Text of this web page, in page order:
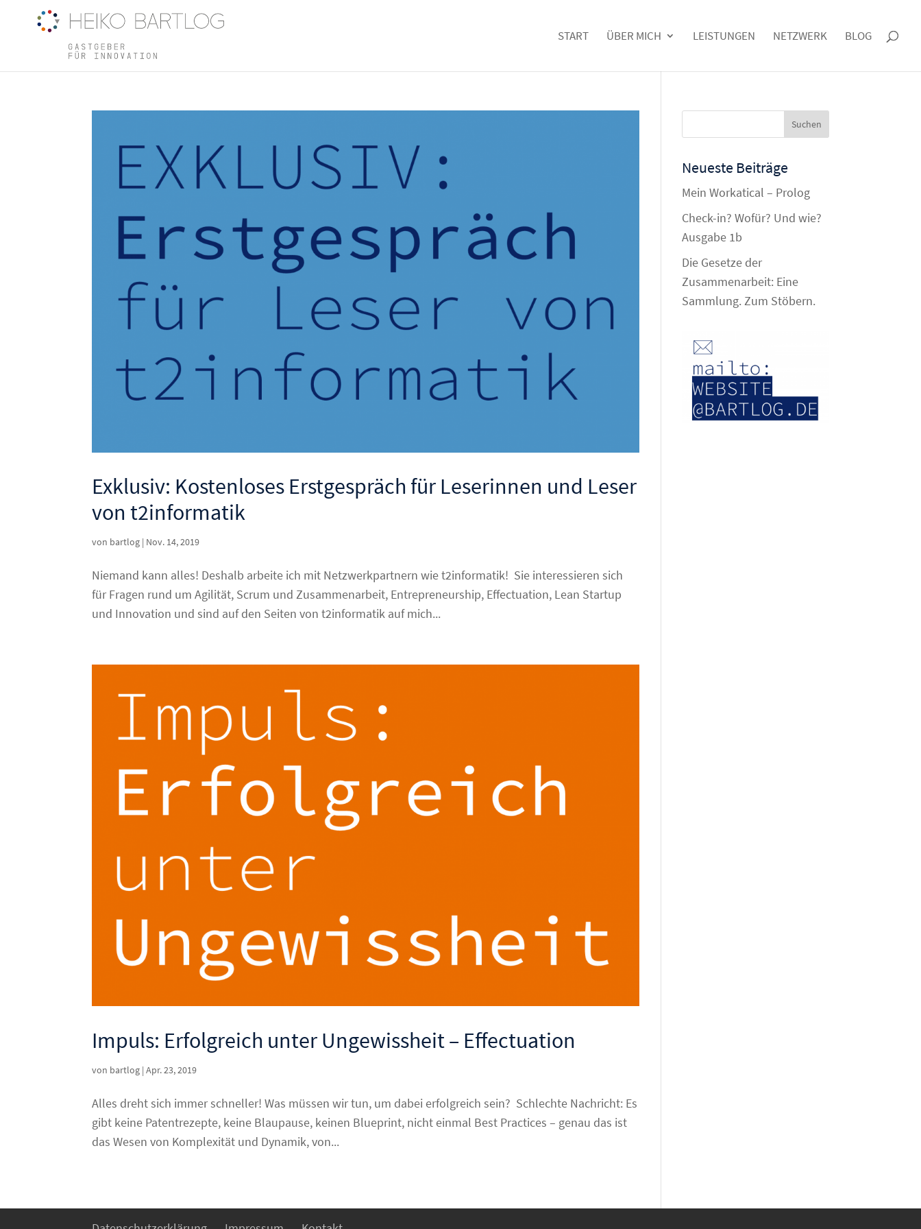
START ÜBER MICH LEISTUNGEN NETZWERK BLOG
Exklusiv: Kostenloses Erstgespräch für Leserinnen und Leser
von t2informatik
von bartlog | Nov. 14, 2019
Niemand kann alles! Deshalb arbeite ich mit Netzwerkpartnern wie t2informatik! Sie interessieren sich
für Fragen rund um Agilität, Scrum und Zusammenarbeit, Entrepreneurship, Effectuation, Lean Startup
und Innovation und sind auf den Seiten von t2informatik auf mich...
Impuls: Erfolgreich unter Ungewissheit – Effectuation
von bartlog |Apr. 23, 2019
Alles dreht sich immer schneller! Was müssen wir tun, um dabei erfolgreich sein? Schlechte Nachricht: Es
gibt keine Patentrezepte, keine Blaupause, keinen Blueprint, nicht einmal Best Practices – genau das ist
das Wesen von Komplexität und Dynamik, von...
Neueste Beiträge
Mein Workatical – Prolog
Check-in? Wofür? Und wie?
Ausgabe 1b
Die Gesetze der
Zusammenarbeit: Eine
Sammlung. Zum Stöbern.